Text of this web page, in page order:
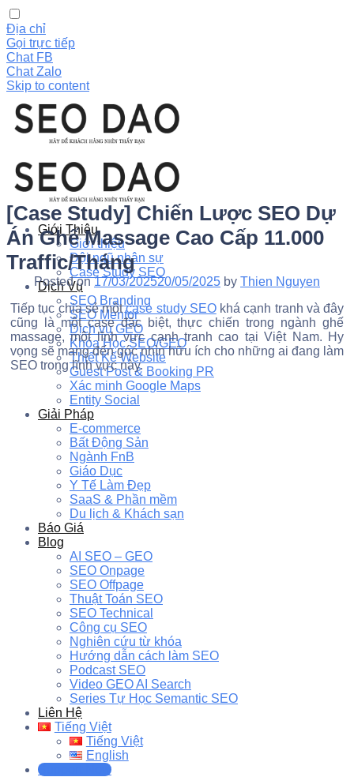
Địa chỉ
Gọi trực tiếp
Chat FB
Chat Zalo
Skip to content
Giới Thiệu
Giới thiệu
Đội ngũ nhân sự
Case Study SEO
Dịch Vụ
SEO Branding
SEO Mentor
Dịch vụ GEO
Khóa Học SEO/GEO
Thiết Kế Website
Guest Post & Booking PR
Xác minh Google Maps
Entity Social
Giải Pháp
E-commerce
Bất Động Sản
Ngành FnB
Giáo Dục
Y Tế Làm Đẹp
SaaS & Phần mềm
Du lịch & Khách sạn
Báo Giá
Blog
AI SEO – GEO
SEO Onpage
SEO Offpage
Thuật Toán SEO
SEO Technical
Công cụ SEO
Nghiên cứu từ khóa
Hướng dẫn cách làm SEO
Podcast SEO
Video GEO AI Search
Series Tự Học Semantic SEO
Liên Hệ
Tiếng Việt
Tiếng Việt
English
Support Now
[Case Study] Chiến Lược SEO Dự
Án Ghế Massage Cao Cấp 11.000
Traffic/Tháng
Posted on17/03/202520/05/2025 by Thien Nguyen
Tiếp tục chia sẻ mộtcase study SEOkhá cạnh tranh và đây
cũng là một case đặc biệt, thực chiến trong ngành ghế
massage, một lĩnh vực cạnh tranh cao tại Việt Nam. Hy
vọng sẽ mang đến góc nhìn hữu ích cho những ai đang làm
SEO trong lĩnh vực này.